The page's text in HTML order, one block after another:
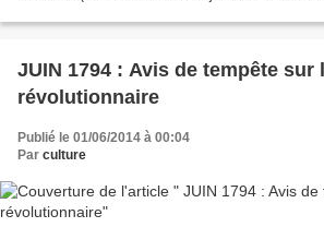
JUIN 1794 : Avis de tempête sur
révolutionnaire
Publié le 01/06/2014 à 00:04
Par culture